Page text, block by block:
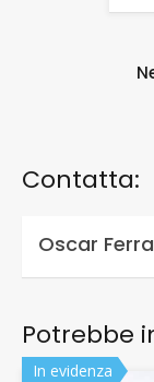
Contatta:
Oscar
Potrebbe
In evidenza